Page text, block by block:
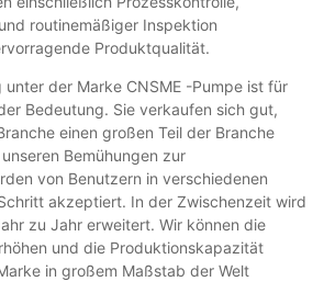
routinemäßiger Inspektion
Produktqualität.
unter der Marke CNSME -Pumpe ist für
Bedeutung. Sie verkaufen sich gut,
einen großen Teil der Branche
Bemühungen zur
von Benutzern in verschiedenen
akzeptiert. In der Zwischenzeit wird
zu Jahr erweitert. Wir können die
und die Produktionskapazität
in großem Maßstab der Welt